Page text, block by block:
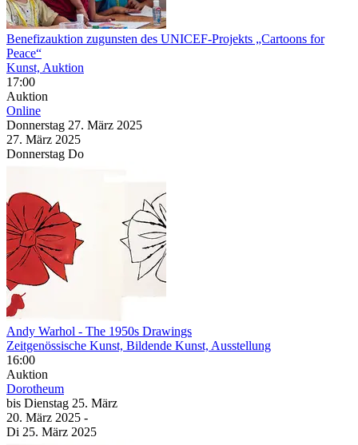
Benefizauktion zugunsten des UNICEF-Projekts „Cartoons for
Peace“
Kunst, Auktion
17:00
Auktion
Online
Donnerstag 27. März 2025
27. März 2025
Donnerstag Do
Andy Warhol - The 1950s Drawings
Zeitgenössische Kunst, Bildende Kunst, Ausstellung
16:00
Auktion
Dorotheum
bis Dienstag 25. März
20. März 2025 -
Di 25. März 2025